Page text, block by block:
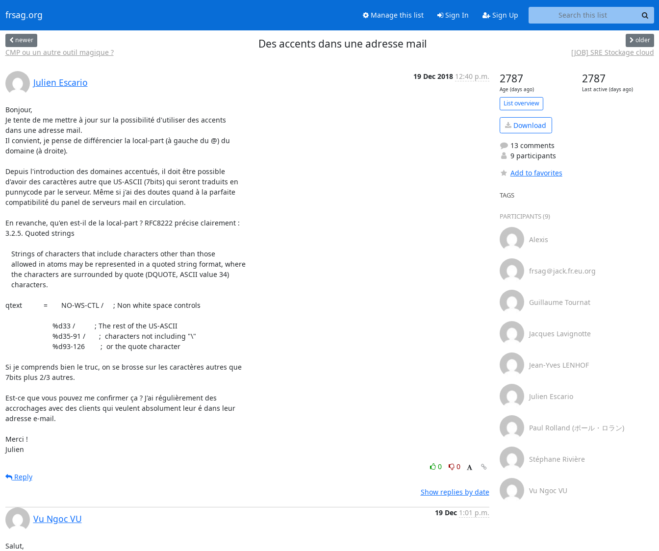
frsag.org Manage this list Sign In Sign Up
newer
CMP ou un autre outil magique ?
Des accents dans une adresse mail older
[JOB] SRE Stockage cloud
Julien Escario
19 Dec 2018 12:40 p.m.
Bonjour,
Je tente de me mettre à jour sur la possibilité d'utiliser des accents
dans une adresse mail.
Il convient, je pense de différencier la local-part (à gauche du @) du
domaine (à droite).
Depuis l'introduction des domaines accentués, il doit être possible
d'avoir des caractères autre que US-ASCII (7bits) qui seront traduits en
punnycode par le serveur. Même si j'ai des doutes quand à la parfaite
compatibilité du panel de serveurs mail en circulation.
En revanche, qu'en est-il de la local-part ? RFC8222 précise clairement :
3.2.5. Quoted strings
qtext           =       NO-WS-CTL /     ; Non white space controls
Si je comprends bien le truc, on se brosse sur les caractères autres que
7bits plus 2/3 autres.
Est-ce que vous pouvez me confirmer ça ? J'ai régulièrement des
accrochages avec des clients qui veulent absolument leur é dans leur
adresse e-mail.
Merci !
Julien
0
0
Reply
Show replies by date
Vu Ngoc VU
19 Dec 1:01 p.m.
Salut,
2787
Age (days ago)
2787
Last active (days ago)
List overview
Download
13 comments
9 participants
Add to favorites
TAGS
PARTICIPANTS (9)
Alexis
frsag＠jack.fr.eu.org
Guillaume Tournat
Jacques Lavignotte
Jean-Yves LENHOF
Julien Escario
Paul Rolland (ポール・ロラン)
Stéphane Rivière
Vu Ngoc VU